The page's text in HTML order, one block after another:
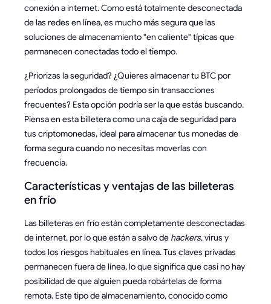
conexión a internet. Como está totalmente desconectada
de las redes en línea, es mucho más segura que las
soluciones de almacenamiento "en caliente" típicas que
permanecen conectadas todo el tiempo.
¿Priorizas la seguridad? ¿Quieres almacenar tu BTC por
períodos prolongados de tiempo sin transacciones
frecuentes? Esta opción podría ser la que estás buscando.
Piensa en esta billetera como una caja de seguridad para
tus criptomonedas, ideal para almacenar tus monedas de
forma segura cuando no necesitas moverlas con
frecuencia.
Características y ventajas de las billeteras
en frío
Las billeteras en frío están completamente desconectadas
de internet, por lo que están a salvo de hackers, virus y
todos los riesgos habituales en línea. Tus claves privadas
permanecen fuera de línea, lo que significa que casi no hay
posibilidad de que alguien pueda robártelas de forma
remota. Este tipo de almacenamiento, conocido como